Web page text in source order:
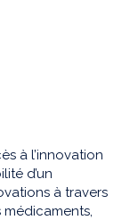
à l’innovation
d’un
à travers
médicaments,